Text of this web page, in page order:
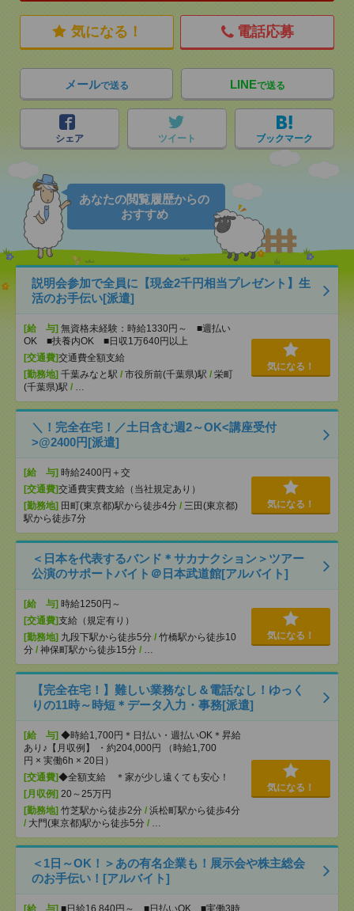
気になる！ 電話応募
メールで送る LINEで送る
シェア ツイート ブックマーク
あなたの閲覧履歴からの
おすすめ
説明会参加で全員に【現金2千円相当プレゼント】生
活のお手伝い[派遣]
[給 与] 無資格未経験：時給1330円～ ■週払い
OK ■扶養内OK ■日収1万640円以上
[交通費]交通費全額支給
[勤務地] 千葉みなと駅 / 市役所前(千葉県)駅 / 栄町
(千葉県)駅 / …
気になる！
＼！完全在宅！／土日含む週2～OK<講座受付
>@2400円[派遣]
[給 与] 時給2400円＋交
[交通費]交通費実費支給（当社規定あり）
[勤務地] 田町(東京都)駅から徒歩4分 / 三田(東京都)
駅から徒歩7分
気になる！
＜日本を代表するバンド＊サカナクション＞ツアー
公演のサポートバイト＠日本武道館[アルバイト]
[給 与] 時給1250円～
[交通費]支給（規定有り）
[勤務地] 九段下駅から徒歩5分 / 竹橋駅から徒歩10
分 / 神保町駅から徒歩15分 / …
気になる！
【完全在宅！】難しい業務なし＆電話なし！ゆっく
りの11時～時短＊データ入力・事務[派遣]
[給 与] ◆時給1,700円＊日払い・週払いOK＊昇給
あり♪【月収例】 ・約204,000円 （時給1,700
円 × 実働6h × 20日）
[交通費]◆全額支給 ＊家が少し遠くても安心！
[月収例] 20～25万円
[勤務地] 竹芝駅から徒歩2分 / 浜松町駅から徒歩4分
/ 大門(東京都)駅から徒歩5分 / …
気になる！
＜1日～OK！＞あの有名企業も！展示会や株主総会
のお手伝い！[アルバイト]
[給 与] ■日給16,840円～ ■日払いOK ■実働3時